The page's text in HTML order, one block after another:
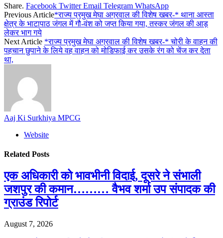
Share. Facebook Twitter Email Telegram WhatsApp
Previous Article*राज्य प्रमुख मेघा अग्रवाल की विशेष खबर-* थाना आस्ता
क्षेत्र के भाटापाठ जंगल में गौ-वंश को जप्त किया गया, तस्कर जंगल की आड़
लेकर भाग गये
Next Article *राज्य प्रमुख मेघा अग्रवाल की विशेष खबर-* चोरी के वाहन की
पहचान छुपाने के लिये वह वाहन को मोडिफाई कर उसके रंग को चेंज कर देता
था,
Aaj Ki Surkhiya MPCG
Website
Related Posts
एक अधिकारी को भावभीनी विदाई, दूसरे ने संभाली
जशपुर की कमान……… वैभव शर्मा उप संपादक की
ग्राउंड रिपोर्ट
August 7, 2026